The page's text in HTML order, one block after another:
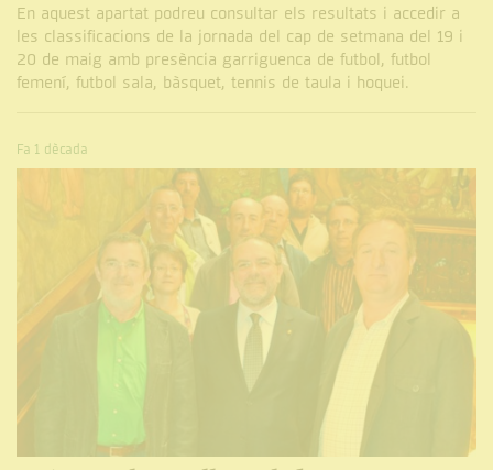
En aquest apartat podreu consultar els resultats i accedir a
les classificacions de la jornada del cap de setmana del 19 i
20 de maig amb presència garriguenca de futbol, futbol
femení, futbol sala, bàsquet, tennis de taula i hoquei.
Fa 1 dècada